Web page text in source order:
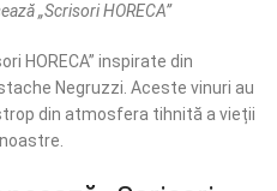
„Scrisori HORECA”
HORECA” inspirate din
Negruzzi. Aceste vinuri au
din atmosfera tihnită a vieții